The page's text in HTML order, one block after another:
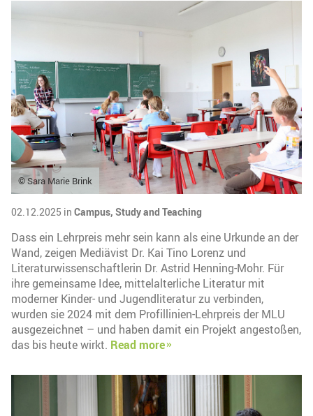
© Sara Marie Brink
02.12.2025 in Campus, Study and Teaching
Dass ein Lehrpreis mehr sein kann als eine Urkunde an der
Wand, zeigen Mediävist Dr. Kai Tino Lorenz und
Literaturwissenschaftlerin Dr. Astrid Henning-Mohr. Für
ihre gemeinsame Idee, mittelalterliche Literatur mit
moderner Kinder- und Jugendliteratur zu verbinden,
wurden sie 2024 mit dem Profillinien-Lehrpreis der MLU
ausgezeichnet – und haben damit ein Projekt angestoßen,
das bis heute wirkt. Read more